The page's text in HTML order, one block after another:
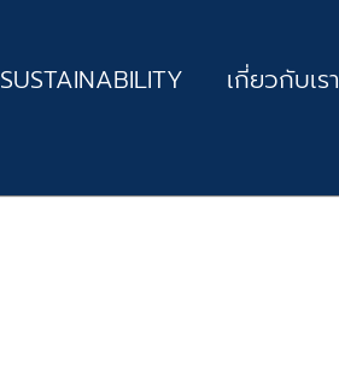
SUSTAINABILITY เกี่ยวกับเรา